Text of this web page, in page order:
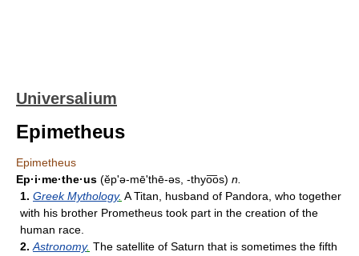
Universalium
Epimetheus
Epimetheus
Ep·i·me·the·us (ĕp'ə-mēʹthē-əs, -thyo͞os) n.
1. Greek Mythology. A Titan, husband of Pandora, who together
with his brother Prometheus took part in the creation of the
human race.
2. Astronomy. The satellite of Saturn that is sometimes the fifth